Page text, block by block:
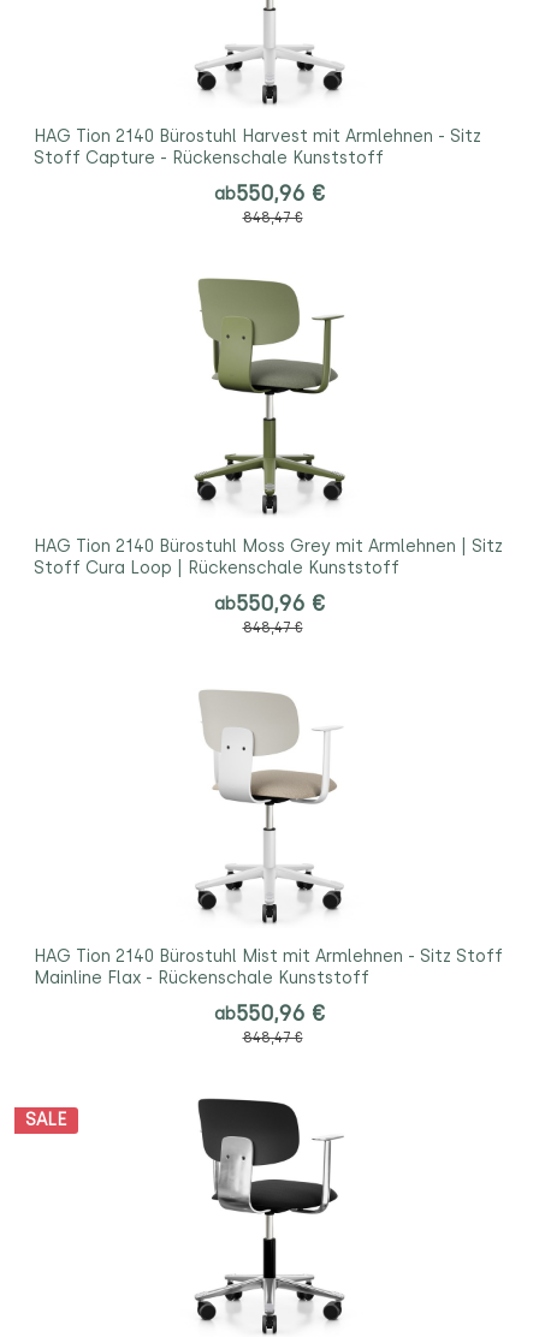
HAG Tion 2140 Bürostuhl Harvest mit Armlehnen - Sitz
Stoff Capture - Rückenschale Kunststoff
ab550,96 €
848,47 €
HAG Tion 2140 Bürostuhl Moss Grey mit Armlehnen | Sitz
Stoff Cura Loop | Rückenschale Kunststoff
ab550,96 €
848,47 €
HAG Tion 2140 Bürostuhl Mist mit Armlehnen - Sitz Stoff
Mainline Flax - Rückenschale Kunststoff
ab550,96 €
848,47 €
SALE